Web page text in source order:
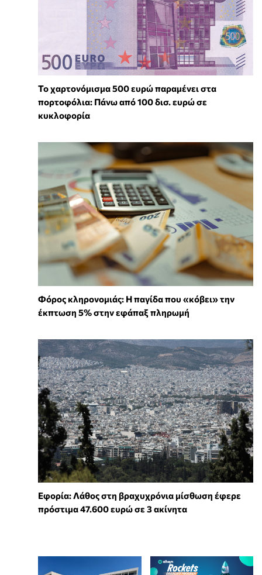
Το χαρτονόμισμα 500 ευρώ παραμένει στα
πορτοφόλια: Πάνω από 100 δισ. ευρώ σε
κυκλοφορία
Φόρος κληρονομιάς: Η παγίδα που «κόβει» την
έκπτωση 5% στην εφάπαξ πληρωμή
Εφορία: Λάθος στη βραχυχρόνια μίσθωση έφερε
πρόστιμα 47.600 ευρώ σε 3 ακίνητα